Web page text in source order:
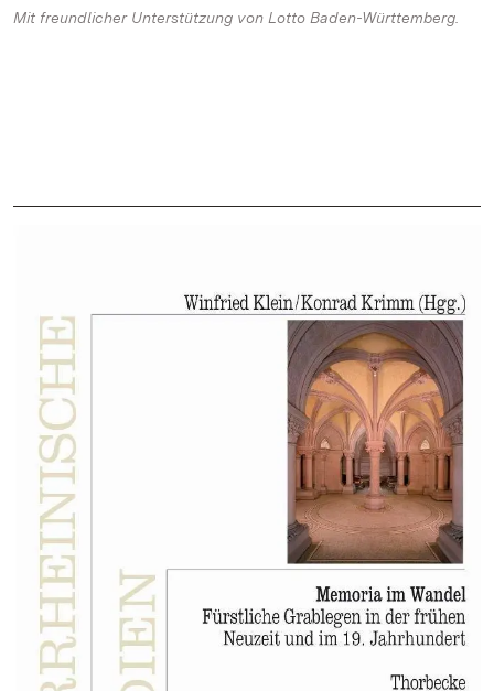
Mit freundlicher Unterstützung von Lotto Baden-Württemberg.